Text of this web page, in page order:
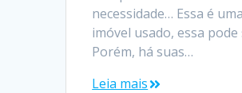
necessidade… Essa é
imóvel usado, essa
Porém, há suas…
Leia mais